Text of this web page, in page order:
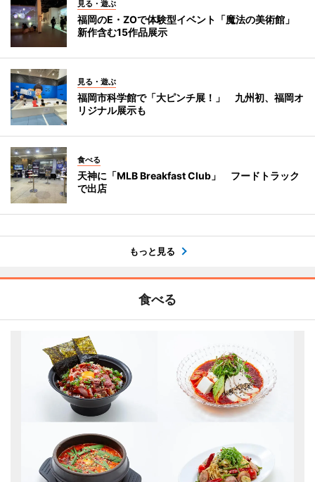
見る・遊ぶ
福岡のE・ZOで体験型イベント「魔法の美術館」
新作含む15作品展示
見る・遊ぶ
福岡市科学館で「大ピンチ展！」 九州初、福岡オ
リジナル展示も
食べる
天神に「MLB Breakfast Club」 フードトラック
で出店
もっと見る
食べる